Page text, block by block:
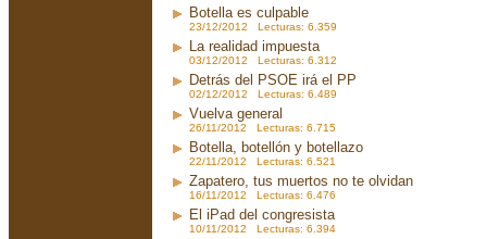
Botella es culpable
23/12/2012 Lecturas: 6.359
La realidad impuesta
03/12/2012 Lecturas: 6.312
Detrás del PSOE irá el PP
02/12/2012 Lecturas: 6.489
Vuelva general
26/11/2012 Lecturas: 6.715
Botella, botellón y botellazo
22/11/2012 Lecturas: 6.521
Zapatero, tus muertos no te olvidan
16/11/2012 Lecturas: 6.476
El iPad del congresista
10/11/2012 Lecturas: 6.394